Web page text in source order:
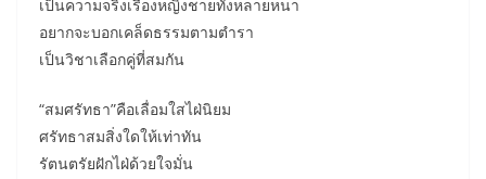
เป็นความจริงเรื่องหญิงชายทั้งหลายหนา
อยากจะบอกเคล็ดธรรมตามตำรา
เป็นวิชาเลือกคู่ที่สมกัน
“สมศรัทธา”คือเลื่อมใสไฝ่นิยม
ศรัทธาสมสิ่งใดให้เท่าทัน
รัตนตรัยฝักไฝ่ด้วยใจมั่น